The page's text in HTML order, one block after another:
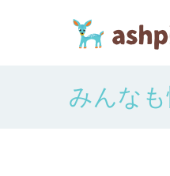
みんな